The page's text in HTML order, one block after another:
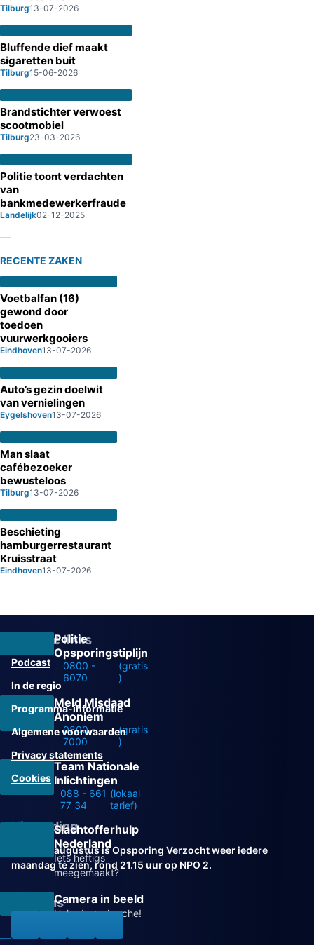
Tilburg13-07-2026
Bluffende dief maakt
sigaretten buit
Tilburg15-06-2026
Brandstichter verwoest
scootmobiel
Tilburg23-03-2026
Politie toont verdachten
van
bankmedewerkerfraude
Landelijk02-12-2025
RECENTE ZAKEN
Voetbalfan (16)
gewond door
toedoen
vuurwerkgooiers
Eindhoven13-07-2026
Auto’s gezin doelwit
van vernielingen
Eygelshoven13-07-2026
Man slaat
cafébezoeker
bewusteloos
Tilburg13-07-2026
Beschieting
hamburgerrestaurant
Kruisstraat
Eindhoven13-07-2026
Politie
Opsporingstiplijn
0800 -
6070
(gratis
)
Meld Misdaad
Anoniem
0800 -
7000
(gratis
)
Team Nationale
Inlichtingen
088 - 661
77 34
(lokaal
tarief)
Slachtofferhulp
Nederland
Iets heftigs
meegemaakt?
Camera in beeld
Help de recherche!
Overige links
Podcast
In de regio
Programma-informatie
Algemene voorwaarden
Privacy statements
Cookies
Uitzending
Vanaf 31 augustus is Opsporing Verzocht weer iedere
maandag te zien, rond 21.15 uur op NPO 2.
Volg ons